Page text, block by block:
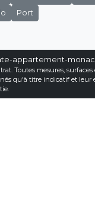
Port
appartement-
Toutes mesures, surfaces
qu'à titre indicatif et leur